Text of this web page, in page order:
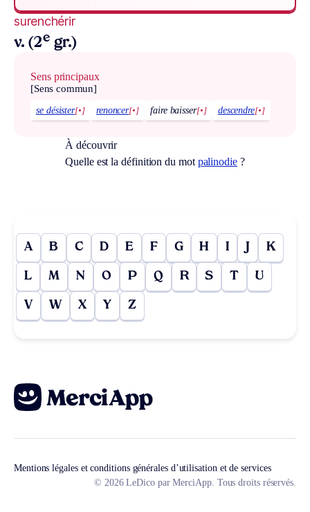
surenchérir
v. (2e gr.)
Sens principaux
[Sens commun]
se désister[•] renoncer[•] faire baisser[•] descendre[•]
À découvrir
Quelle est la définition du motpalinodie?
A B C D E F G H I J K
L M N O P Q R S T U
V W X Y Z
Mentions légales et conditions générales d’utilisation et de services
© 2026 LeDico par MerciApp. Tous droits réservés.